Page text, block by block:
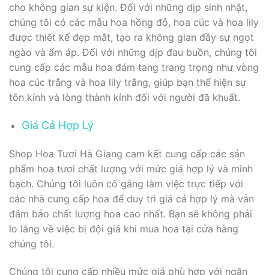
cho không gian sự kiện. Đối với những dịp sinh nhật,
chúng tôi có các mẫu hoa hồng đỏ, hoa cúc và hoa lily
được thiết kế đẹp mắt, tạo ra không gian đầy sự ngọt
ngào và ấm áp. Đối với những dịp đau buồn, chúng tôi
cung cấp các mẫu hoa đám tang trang trọng như vòng
hoa cúc trắng và hoa lily trắng, giúp bạn thể hiện sự
tôn kính và lòng thành kính đối với người đã khuất.
Giá Cả Hợp Lý
Shop Hoa Tươi Hà Giang cam kết cung cấp các sản
phẩm hoa tươi chất lượng với mức giá hợp lý và minh
bạch. Chúng tôi luôn cố gắng làm việc trực tiếp với
các nhà cung cấp hoa để duy trì giá cả hợp lý mà vẫn
đảm bảo chất lượng hoa cao nhất. Bạn sẽ không phải
lo lắng về việc bị đội giá khi mua hoa tại cửa hàng
chúng tôi.
Chúng tôi cung cấp nhiều mức giá phù hợp với ngân